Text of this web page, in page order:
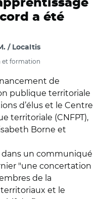
a été
/ Localtis
et formation
de
publique territoriale
d’élus et le Centre
territoriale (CNFPT),
Borne et
un communiqué
"une concertation
de la
et le